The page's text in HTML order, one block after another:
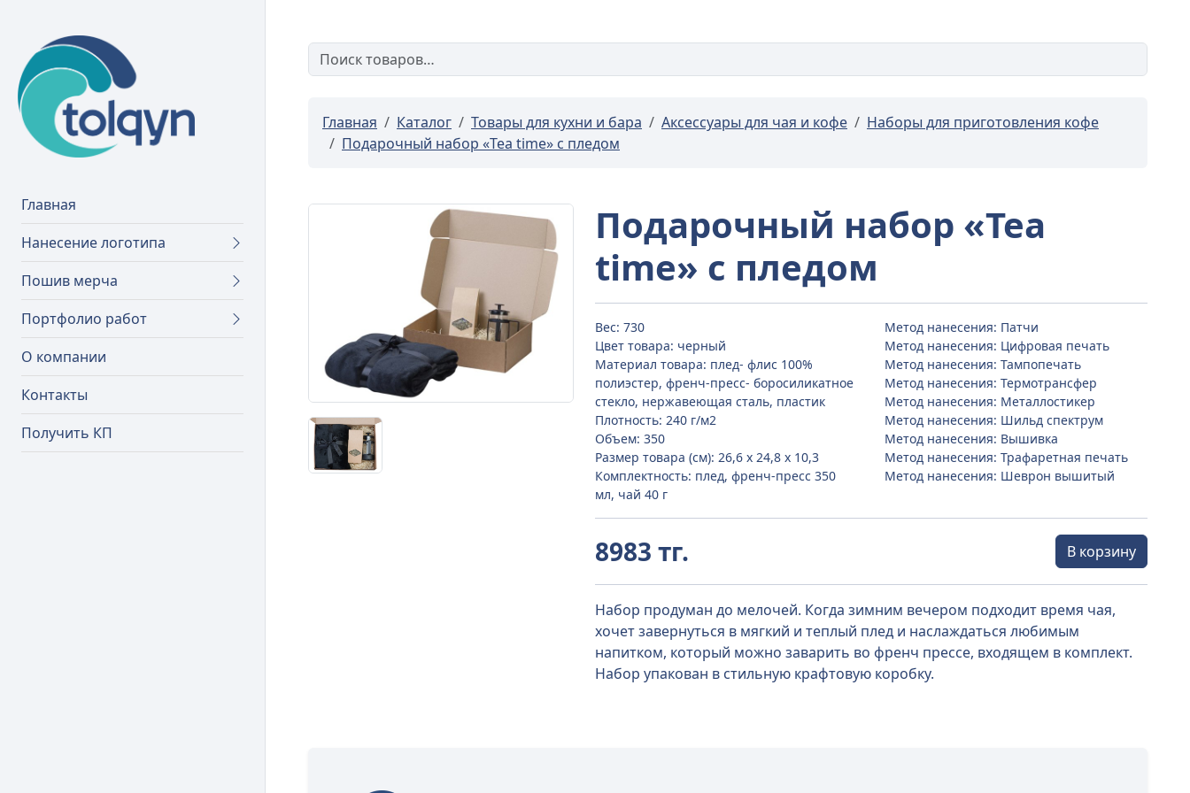
Главная
Нанесение логотипа
Пошив мерча
Портфолио работ
О компании
Контакты
Получить КП
Главная Каталог Товары для кухни и бара Аксессуары для чая и кофе
Наборы для приготовления кофе
Подарочный набор «Tea time» с пледом
Подарочный набор «Tea
time» с пледом
Вес: 730
Цвет товара: черный
Материал товара: плед- флис 100%
полиэстер, френч-пресс- боросиликатное
стекло, нержавеющая сталь, пластик
Плотность: 240 г/м2
Объем: 350
Размер товара (см): 26,6 х 24,8 х 10,3
Комплектность: плед, френч-пресс 350
мл, чай 40 г
Метод нанесения: Патчи
Метод нанесения: Цифровая печать
Метод нанесения: Тампопечать
Метод нанесения: Термотрансфер
Метод нанесения: Металлостикер
Метод нанесения: Шильд спектрум
Метод нанесения: Вышивка
Метод нанесения: Трафаретная печать
Метод нанесения: Шеврон вышитый
8983 тг. В корзину
Набор продуман до мелочей. Когда зимним вечером подходит время чая,
хочет завернуться в мягкий и теплый плед и наслаждаться любимым
напитком, который можно заварить во френч прессе, входящем в комплект.
Набор упакован в стильную крафтовую коробку.